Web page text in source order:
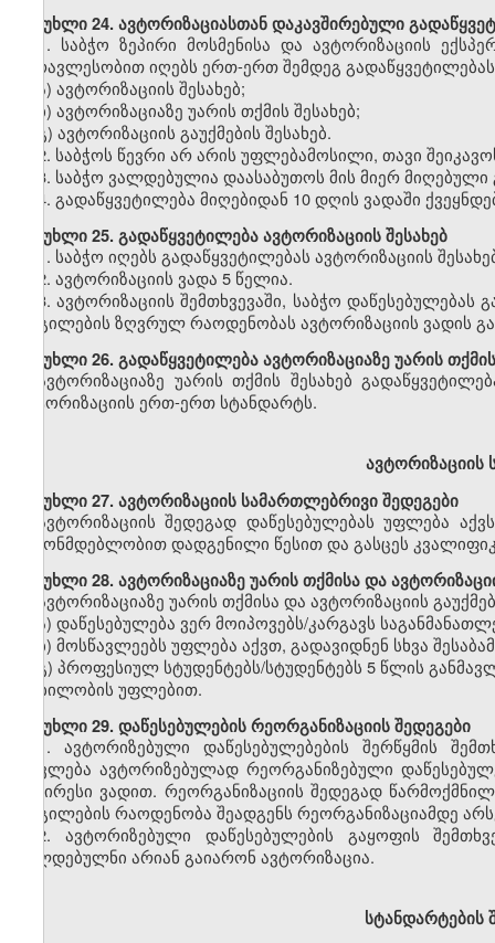
მუხლი24. ავტორიზაციასთან დაკავშირებული
1. საბჭო ზეპირი მოსმენისა და ავტორიზაციის
უმრავლესობით იღებს ერთ-ერთ შემდეგ
ა) ავტორიზაციის შესახებ;
ბ) ავტორიზაციაზე უარის თქმის შესახებ;
გ) ავტორიზაციის გაუქმების შესახებ.
2. საბჭოს წევრი არ არის უფლებამოსილი, თავი
3. საბჭო ვალდებულია დაასაბუთოს მის მიერ მიღებული
4. გადაწყვეტილება მიღებიდან 10 დღის ვადაში
მუხლი25. გადაწყვეტილება ავტორიზაციის შესახებ
1. საბჭო იღებს გადაწყვეტილებას ავტორიზაციის
2. ავტორიზაციის ვადა 5 წელია.
3. ავტორიზაციის შემთხვევაში, საბჭო
ადგილების ზღვრულ რაოდენობას ავტორიზაციის ვადის
მუხლი26. გადაწყვეტილება ავტორიზაციაზე უარის
ავტორიზაციაზე უარის თქმის შესახებ
ავტორიზაციის ერთ-ერთ სტანდარტს.
ავტორიზაციის
მუხლი27. ავტორიზაციის სამართლებრივი შედეგები
ავტორიზაციის შედეგად დაწესებულებას უფლება
კანონმდებლობით დადგენილი წესით და გასცეს
მუხლი28. ავტორიზაციაზე უარის თქმისა და
ავტორიზაციაზე უარის თქმისა და ავტორიზაციის
ა) დაწესებულება ვერ მოიპოვებს/კარგავს
ბ) მოსწავლეებს უფლება აქვთ, გადავიდნენ სხვა
გ) პროფესიულ სტუდენტებს/სტუდენტებს 5 წლის
მობილობის უფლებით.
მუხლი29. დაწესებულების რეორგანიზაციის შედეგები
1. ავტორიზებული დაწესებულებების შერწყმის
ითვლება ავტორიზებულად რეორგანიზებული
უმცირესი ვადით. რეორგანიზაციის შედეგად
ადგილების რაოდენობა შეადგენს რეორგანიზაციამდე
2. ავტორიზებული დაწესებულების გაყოფის
ვალდებულნი არიან გაიარონ ავტორიზაცია.
სტანდარტების